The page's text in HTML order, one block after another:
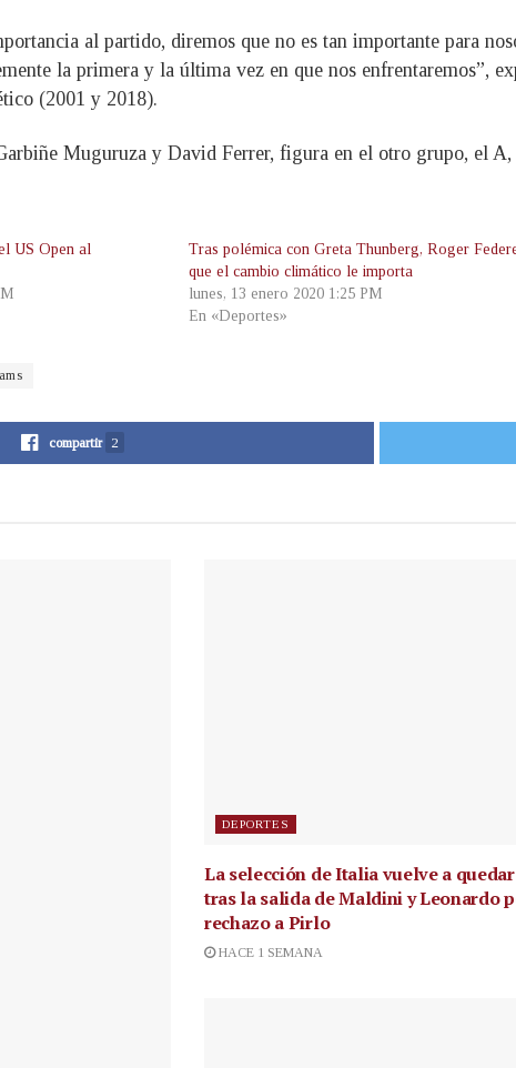
al partido, diremos que no es tan importante para
la primera y la última vez en que nos enfrentaremos”,
(2001 y 2018).
Muguruza y David Ferrer, figura en el otro grupo, el
US Open al
Tras polémica con Greta Thunberg, Roger
que el cambio climático le importa
lunes, 13 enero 2020 1:25 PM
En «Deportes»
compartir 2
DEPORTES
La selección de Italia vuelve a
tras la salida de Maldini y Leonardo
rechazo a Pirlo
HACE 1 SEMANA